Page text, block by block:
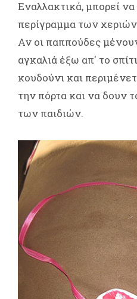
Εναλλακτικά, μπορεί να
περίγραμμα των
Αν οι παππούδες
αγκαλιά έξω απ' το
κουδούνι και
την πόρτα και να δουν
των παιδιών.